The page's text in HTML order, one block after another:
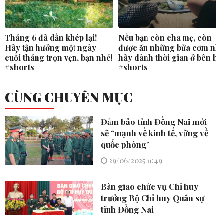
Tháng 6 đã dần khép lại!
Hãy tận hưởng một ngày
cuối tháng trọn vẹn, bạn nhé!
#shorts
Nếu bạn còn cha mẹ, còn
được ăn những bữa cơm
hãy dành thời gian ở bên
#shorts
CÙNG CHUYÊN MỤC
Đảm bảo tỉnh Đồng Nai mới
sẽ “mạnh về kinh tế, vững về
quốc phòng”
29/06/2025 11:49
Bàn giao chức vụ Chỉ huy
trưởng Bộ Chỉ huy Quân sự
tỉnh Đồng Nai